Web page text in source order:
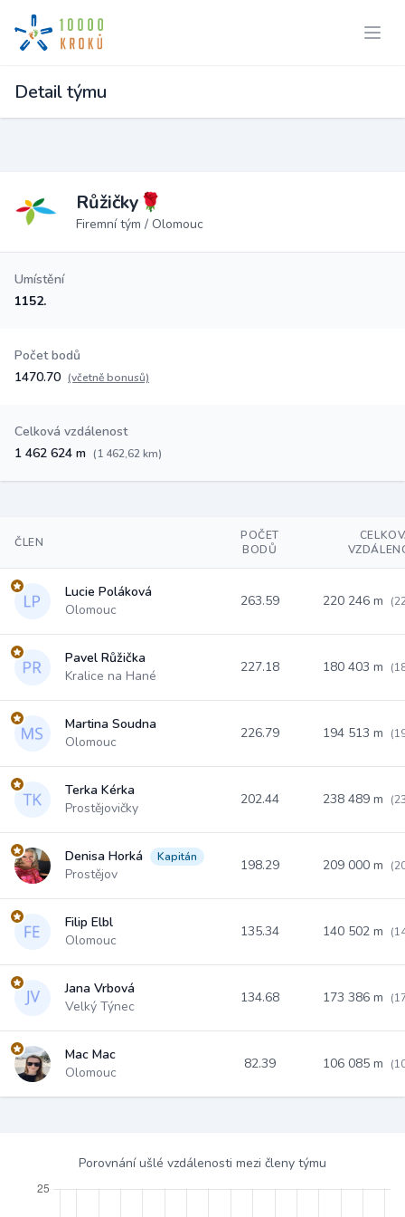
Detail týmu
Růžičky🌹
Firemní tým / Olomouc
Umístění
1152.
Počet bodů
1470.70 (včetně bonusů)
Celková vzdálenost
1 462 624 m (1 462,62 km)
ČLEN
POČET
BODŮ
Lucie Poláková
Olomouc
263.59 220 246 m
Pavel Růžička
Kralice na Hané
227.18 180 403 m
Martina Soudna
Olomouc
226.79 194 513 m
Terka Kérka
Prostějovičky
202.44 238 489 m
Denisa Horká Kapitán
Prostějov
198.29 209 000 m
Filip Elbl
Olomouc
135.34 140 502 m
Jana Vrbová
Velký Týnec
134.68 173 386 m
Mac Mac
Olomouc
82.39 106 085 m
Porovnání ušlé vzdálenosti mezi členy týmu